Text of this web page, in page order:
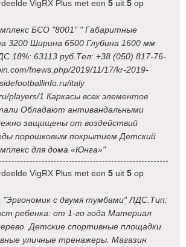
VigRX Plus met een5 uit5 op
БСО "8001" " Габаритные
3200 Ширина 6500 Глубина 1600 мм
18%: 63113 руб.Тел: +38 (050) 817-76-
fnews.php/2019/11/17/kr-2019-
italy
players/1 Каркасы всех элементов
Обладают антивандальными
защищены от воздействий
порошковым покрытием.Детский
для дома «Юнга»"
VigRX Plus met een5 uit5 op
с двумя тумбами" ЛДС.Тип:
ребенка: от 1-го года Материал
Детские спортивные площадки
уличные тренажеры. Магазин